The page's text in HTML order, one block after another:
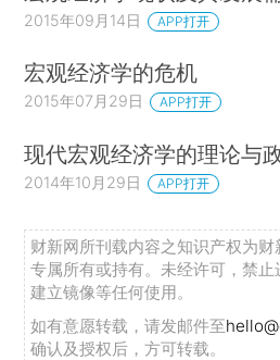
2015年09月14日 APP打开
宏观经济学的危机
2015年07月29日 APP打开
现代宏观经济学的理论与
2014年10月29日 APP打开
财新网所刊载内容之知识产权为
专属所有或持有。未经许可，禁
建立镜像等任何使用。
如有意愿转载，请发邮件至
确认及授权后，方可转载。